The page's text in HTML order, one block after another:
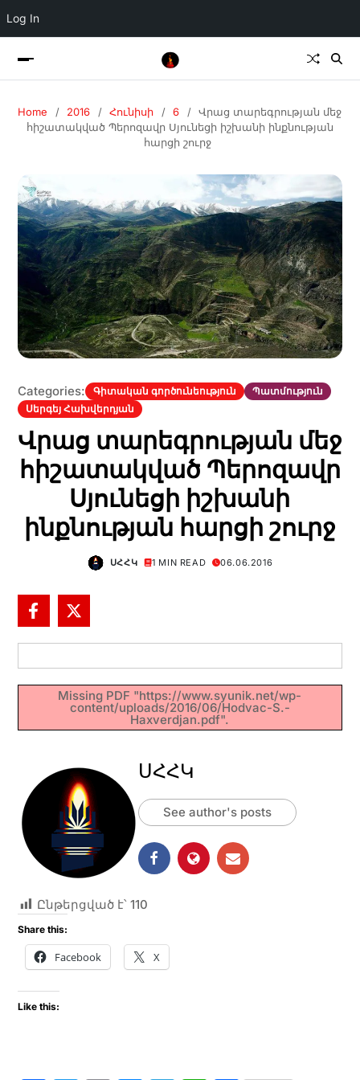
Log In
Home 2016 Հունիսի 6
Վրաց տարեգրության մեջ
հիշատակված Պերոզավր Սյունեցի իշխանի ինքնության
հարցի շուրջ
Categories: Գիտական գործունեություն
Պատմություն
Սերգեյ Հախվերդյան
Վրաց տարեգրության մեջ
հիշատակված Պերոզավր
Սյունեցի իշխանի
ինքնության հարցի շուրջ
ՍՀՀԿ 1 MIN READ 06.06.2016
Missing PDF "https://www.syunik.net/wp-
content/uploads/2016/06/Hodvac-S.-
Haxverdjan.pdf".
ՍՀՀԿ
See author's posts
Ընթերցված է՝ 110
Share this:
Facebook X
Like this: